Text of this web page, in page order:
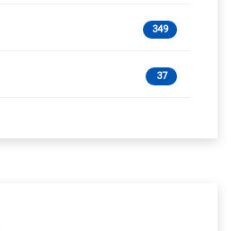
349
37